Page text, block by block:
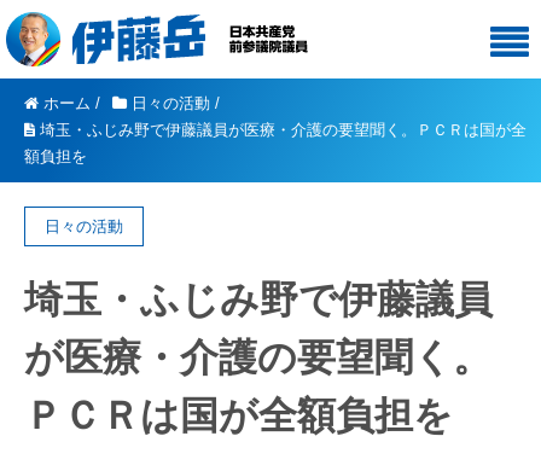
ホーム / 日々の活動 /
埼玉・ふじみ野で伊藤議員が医療・介護の要望聞く。ＰＣＲは国が全
額負担を
日々の活動
埼玉・ふじみ野で伊藤議員
が医療・介護の要望聞く。
ＰＣＲは国が全額負担を